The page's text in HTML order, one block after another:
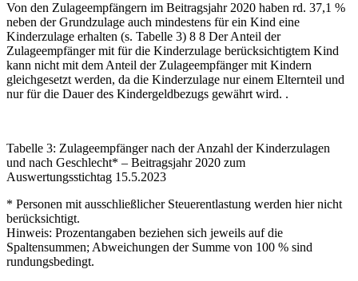
Von den Zulageempfängern im Beitragsjahr 2020 haben rd. 37,1 %
neben der Grundzulage auch mindestens für ein Kind eine
Kinderzulage erhalten (s. Tabelle 3) 8 8 Der Anteil der
Zulageempfänger mit für die Kinderzulage berücksichtigtem Kind
kann nicht mit dem Anteil der Zulageempfänger mit Kindern
gleichgesetzt werden, da die Kinderzulage nur einem Elternteil und
nur für die Dauer des Kindergeldbezugs gewährt wird. .
Tabelle 3: Zulageempfänger nach der Anzahl der Kinderzulagen
und nach Geschlecht* – Beitragsjahr 2020 zum
Auswertungsstichtag 15.5.2023
* Personen mit ausschließlicher Steuerentlastung werden hier nicht
berücksichtigt.
Hinweis: Prozentangaben beziehen sich jeweils auf die
Spaltensummen; Abweichungen der Summe von 100 % sind
rundungsbedingt.